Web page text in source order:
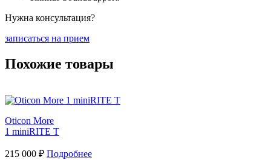
Нужна консультация?
записаться на прием
Похожие товары
Oticon More
1 miniRITE T
215 000 ₽ Подробнее